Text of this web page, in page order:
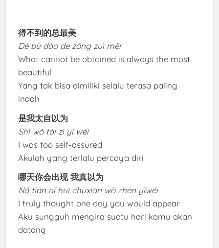
得不到的总最美
Dé bù dào de zǒng zuì měi
What cannot be obtained is always the most
beautiful
Yang tak bisa dimiliki selalu terasa paling
indah
是我太自以为
Shì wǒ tài zì yǐ wéi
I was too self-assured
Akulah yang terlalu percaya diri
哪天你会出现 我真以为
Nǎ tiān nǐ huì chūxiàn wǒ zhēn yǐwéi
I truly thought one day you would appear
Aku sungguh mengira suatu hari kamu akan
datang